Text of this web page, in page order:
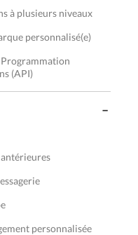
à plusieurs niveaux
personnalisé(e)
(API)
personnalisée